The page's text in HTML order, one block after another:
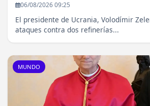
06/08/2026 09:25
El presidente de Ucrania, Volodímir
ataques contra dos refinerías...
MUNDO